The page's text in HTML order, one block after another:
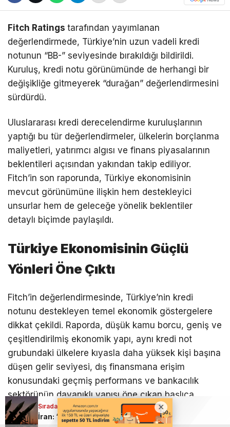
Sıradaki Haber
İran: ABD, Darhovin Nükleer Tesisi şantiyesini hedef aldı
Fitch Ratings tarafından yayımlanan
değerlendirmede, Türkiye’nin uzun vadeli kredi
notunun “BB-” seviyesinde bırakıldığı bildirildi.
Kuruluş, kredi notu görünümünde de herhangi bir
değişikliğe gitmeyerek “durağan” değerlendirmesini
sürdürdü.
Uluslararası kredi derecelendirme kuruluşlarının
yaptığı bu tür değerlendirmeler, ülkelerin borçlanma
maliyetleri, yatırımcı algısı ve finans piyasalarının
beklentileri açısından yakından takip ediliyor.
Fitch’in son raporunda, Türkiye ekonomisinin
mevcut görünümüne ilişkin hem destekleyici
unsurlar hem de geleceğe yönelik beklentiler
detaylı biçimde paylaşıldı.
Türkiye Ekonomisinin Güçlü
Yönleri Öne Çıktı
Fitch’in değerlendirmesinde, Türkiye’nin kredi
notunu destekleyen temel ekonomik göstergelere
dikkat çekildi. Raporda, düşük kamu borcu, geniş ve
çeşitlendirilmiş ekonomik yapı, aynı kredi not
grubundaki ülkelere kıyasla daha yüksek kişi başına
düşen gelir seviyesi, dış finansmana erişim
konusundaki geçmiş performans ve bankacılık
sektörünün dayanıklı yapısı öne çıkan başlıca
unsurlar arasında gösterildi.
Sıradaki Haber
İran: “Silahlı kuvvetlerimiz her senaryoya hazır”